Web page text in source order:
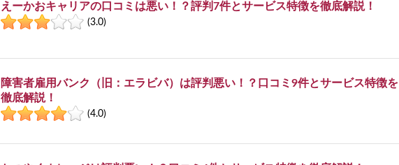
えーかおキャリアの口コミは悪い！？評判7件とサービス特徴を徹底解説！
(3.0)
障害者雇用バンク（旧：エラビバ）は評判悪い！？口コミ9件とサービス特徴を
徹底解説！
(4.0)